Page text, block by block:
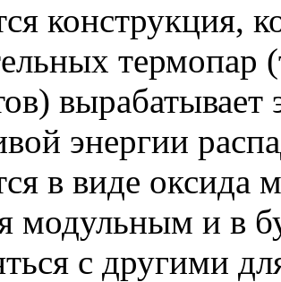
конструкция,
термопар
вырабатывает
энергии
в виде оксида
модульным и в
с другими